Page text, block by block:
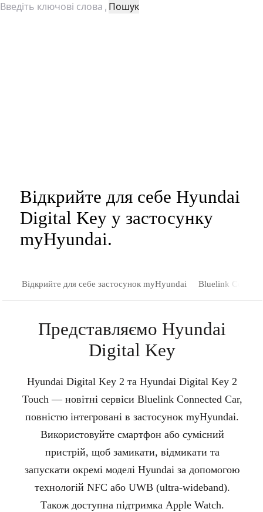
Відкрийте для себе Hyundai
Digital Key у застосунку
myHyundai.
Відкрийте для себе застосунок myHyundai Bluelink Сервіси
Представляємо Hyundai
Digital Key
Hyundai Digital Key 2 та Hyundai Digital Key 2
Touch — новітні сервіси Bluelink Connected Car,
повністю інтегровані в застосунок myHyundai.
Використовуйте смартфон або сумісний
пристрій, щоб замикати, відмикати та
запускати окремі моделі Hyundai за допомогою
технологій NFC або UWB (ultra-wideband).
Також доступна підтримка Apple Watch.